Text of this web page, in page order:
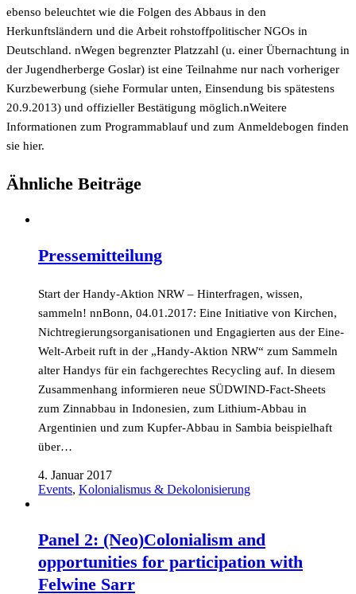
ebenso beleuchtet wie die Folgen des Abbaus in den
Herkunftsländern und die Arbeit rohstoffpolitischer NGOs in
Deutschland. nWegen begrenzter Platzzahl (u. einer Übernachtung in
der Jugendherberge Goslar) ist eine Teilnahme nur nach vorheriger
Kurzbewerbung (siehe Formular unten, Einsen­dung bis spätestens
20.9.2013) und offizieller Bestätigung möglich.nWeitere
Informationen zum Programmablauf und zum Anmeldebogen finden
sie hier.
Ähnliche Beiträge
Pressemitteilung
Start der Handy-Aktion NRW – Hinterfragen, wissen,
sammeln! nnBonn, 04.01.2017: Eine Initiative von Kirchen,
Nichtregierungsorganisationen und Engagierten aus der Eine-
Welt-Arbeit ruft in der „Handy-Aktion NRW“ zum Sammeln
alter Handys für ein fachgerechtes Recycling auf. In diesem
Zusammenhang informieren neue SÜDWIND-Fact-Sheets
zum Zinnabbau in Indonesien, zum Lithium-Abbau in
Argentinien und zum Kupfer-Abbau in Sambia beispielhaft
über…
4. Januar 2017
Events, Kolonialismus & Dekolonisierung
Panel 2: (Neo)Colonialism and
opportunities for participation with
Felwine Sarr